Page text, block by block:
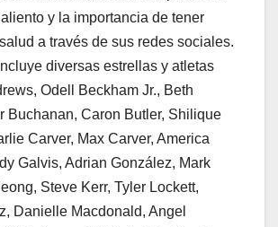
y la importancia de tener
a través de sus redes sociales.
diversas estrellas y atletas
Odell Beckham Jr., Beth
Buchanan, Caron Butler, Shilique
Carver, Max Carver, America
Galvis, Adrian González, Mark
Steve Kerr, Tyler Lockett,
Danielle Macdonald, Angel